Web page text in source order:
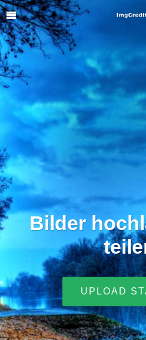
Bilder
UPLOAD